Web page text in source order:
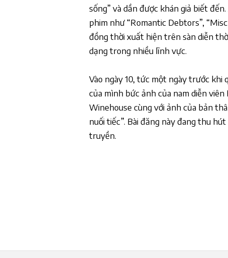
sống” và dần được khán giả biết
phim như “Romantic Debtors”,
đồng thời xuất hiện trên sàn diễn
dạng trong nhiều lĩnh vực.
Vào ngày 10, tức một ngày trước khi
của mình bức ảnh của nam diễn
Winehouse cùng với ảnh của bản
nuối tiếc”. Bài đăng này đang thu
truyền.